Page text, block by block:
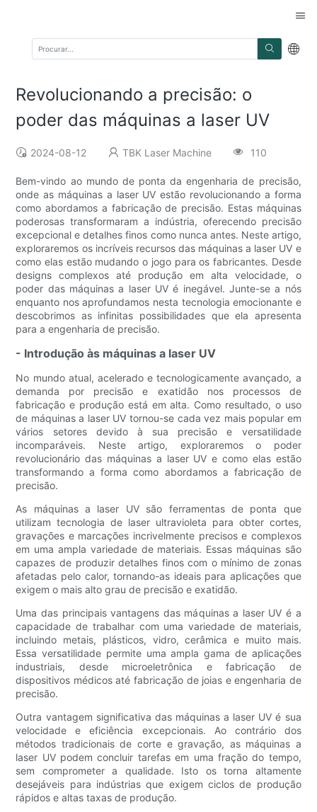
Revolucionando a precisão: o
poder das máquinas a laser UV
2024-08-12 TBK Laser Machine 110
Bem-vindo ao mundo de ponta da engenharia de precisão,
onde as máquinas a laser UV estão revolucionando a forma
como abordamos a fabricação de precisão. Estas máquinas
poderosas transformaram a indústria, oferecendo precisão
excepcional e detalhes finos como nunca antes. Neste artigo,
exploraremos os incríveis recursos das máquinas a laser UV e
como elas estão mudando o jogo para os fabricantes. Desde
designs complexos até produção em alta velocidade, o
poder das máquinas a laser UV é inegável. Junte-se a nós
enquanto nos aprofundamos nesta tecnologia emocionante e
descobrimos as infinitas possibilidades que ela apresenta
para a engenharia de precisão.
- Introdução às máquinas a laser UV
No mundo atual, acelerado e tecnologicamente avançado, a
demanda por precisão e exatidão nos processos de
fabricação e produção está em alta. Como resultado, o uso
de máquinas a laser UV tornou-se cada vez mais popular em
vários setores devido à sua precisão e versatilidade
incomparáveis. Neste artigo, exploraremos o poder
revolucionário das máquinas a laser UV e como elas estão
transformando a forma como abordamos a fabricação de
precisão.
As máquinas a laser UV são ferramentas de ponta que
utilizam tecnologia de laser ultravioleta para obter cortes,
gravações e marcações incrivelmente precisos e complexos
em uma ampla variedade de materiais. Essas máquinas são
capazes de produzir detalhes finos com o mínimo de zonas
afetadas pelo calor, tornando-as ideais para aplicações que
exigem o mais alto grau de precisão e exatidão.
Uma das principais vantagens das máquinas a laser UV é a
capacidade de trabalhar com uma variedade de materiais,
incluindo metais, plásticos, vidro, cerâmica e muito mais.
Essa versatilidade permite uma ampla gama de aplicações
industriais, desde microeletrônica e fabricação de
dispositivos médicos até fabricação de joias e engenharia de
precisão.
Outra vantagem significativa das máquinas a laser UV é sua
velocidade e eficiência excepcionais. Ao contrário dos
métodos tradicionais de corte e gravação, as máquinas a
laser UV podem concluir tarefas em uma fração do tempo,
sem comprometer a qualidade. Isto os torna altamente
desejáveis ​​para indústrias que exigem ciclos de produção
rápidos e altas taxas de produção.